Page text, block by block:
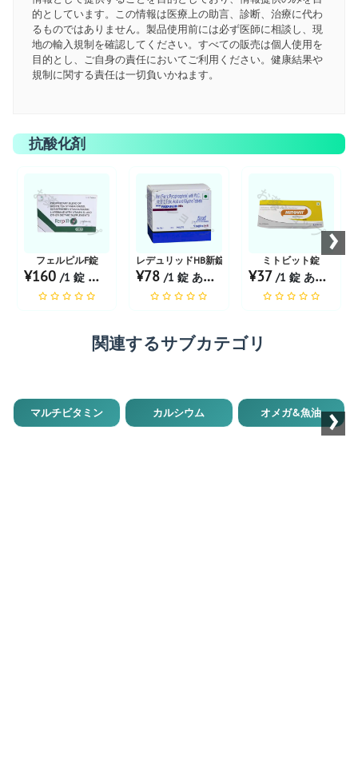
的としています。この情報は医療上の助言、診断、治療に代わ
るものではありません。製品使用前には必ず医師に相談し、現
地の輸入規制を確認してください。すべての販売は個人使用を
目的とし、ご自身の責任においてご利用ください。健康結果や
規制に関する責任は一切負いかねます。
抗酸化剤
お薬ショップ
フェルピルF錠
¥160 /1 錠 あたり
お薬ショップ
レデュリッドHB新錠
¥78/1 錠 あたり
お薬ショップ
ミトビット錠
¥37 /1 錠 あたり
›
関連するサブカテゴリ
マルチビタミン カルシウム オメガ&魚油 ›